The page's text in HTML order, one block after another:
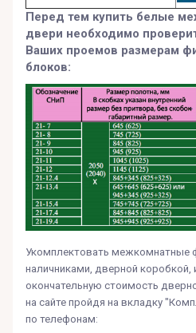
Перед тем купить белые
двери необходимо
Ваших проемов размерам
блоков:
Укомплектовать межкомнатные
наличниками, дверной коробкой,
окончательную стоимость
на сайте пройдя на вкладку
по телефонам: